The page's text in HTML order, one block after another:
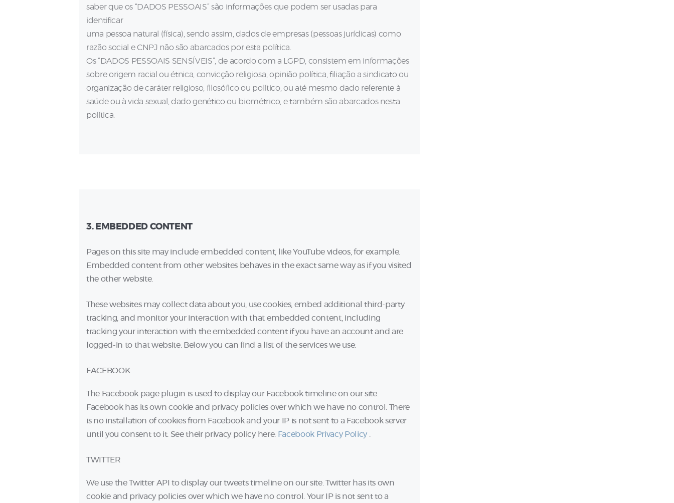
saber que os “DADOS PESSOAIS” são informações que podem ser usadas para
identificar
uma pessoa natural (física), sendo assim, dados de empresas (pessoas jurídicas) como
razão social e CNPJ não são abarcados por esta política.
Os “DADOS PESSOAIS SENSÍVEIS”, de acordo com a LGPD, consistem em informações
sobre origem racial ou étnica, convicção religiosa, opinião política, filiação a sindicato ou
organização de caráter religioso, filosófico ou político, ou até mesmo dado referente à
saúde ou à vida sexual, dado genético ou biométrico, e também são abarcados nesta
política.
3. EMBEDDED CONTENT
Pages on this site may include embedded content, like YouTube videos, for example.
Embedded content from other websites behaves in the exact same way as if you visited
the other website.
These websites may collect data about you, use cookies, embed additional third-party
tracking, and monitor your interaction with that embedded content, including
tracking your interaction with the embedded content if you have an account and are
logged-in to that website. Below you can find a list of the services we use:
FACEBOOK
The Facebook page plugin is used to display our Facebook timeline on our site.
Facebook has its own cookie and privacy policies over which we have no control. There
is no installation of cookies from Facebook and your IP is not sent to a Facebook server
until you consent to it. See their privacy policy here: Facebook Privacy Policy
TWITTER
We use the Twitter API to display our tweets timeline on our site. Twitter has its own
cookie and privacy policies over which we have no control. Your IP is not sent to a